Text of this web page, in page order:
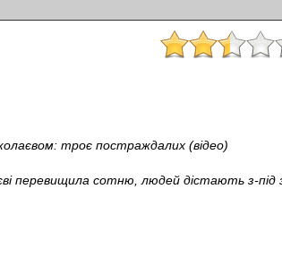
троє постраждалих (відео)
перевищила сотню, людей дістають з-під